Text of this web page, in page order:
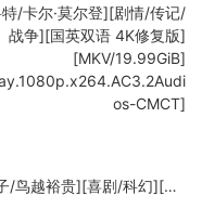
/卡尔·莫尔登][剧情/传记/
战争][国英双语 4K修复版]
[MKV/19.99GiB]
os-CMCT]
/鸟越裕贵][喜剧/科幻][中